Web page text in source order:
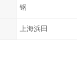
钢
上海浜田